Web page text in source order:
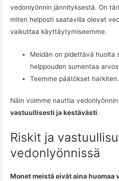
vedonlyönnin jännityksestä. On
miten helposti saatavilla olevat
vaikuttaa käyttäytymiseemme.
Meidän on pidettävä huolta
helppouden sumentaa
Teemme päätökset harkiten.
Näin voimme nauttia
vastuullisesti ja kestävästi.
Riskit ja
vedonlyönnissä
Monet meistä eivät aina